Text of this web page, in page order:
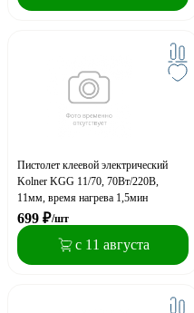
Пистолет клеевой электрический
Kolner KGG 11/70, 70Вт/220В,
11мм, время нагрева 1,5мин
699 ₽/шт
с 11 августа